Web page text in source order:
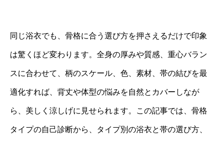
同じ浴衣でも、骨格に合う選び方を押さえるだけで印象
は驚くほど変わります。全身の厚みや質感、重心バラン
スに合わせて、柄のスケール、色、素材、帯の結びを最
適化すれば、背丈や体型の悩みを自然とカバーしなが
ら、美しく涼しげに見せられます。この記事では、骨格
タイプの自己診断から、タイプ別の浴衣と帯の選び方、